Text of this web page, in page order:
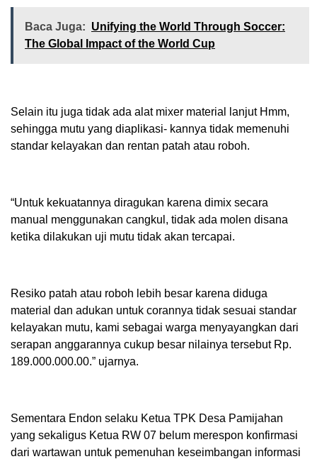
Baca Juga: Unifying the World Through Soccer:
The Global Impact of the World Cup
Selain itu juga tidak ada alat mixer material lanjut Hmm,
sehingga mutu yang diaplikasi- kannya tidak memenuhi
standar kelayakan dan rentan patah atau roboh.
“Untuk kekuatannya diragukan karena dimix secara
manual menggunakan cangkul, tidak ada molen disana
ketika dilakukan uji mutu tidak akan tercapai.
Resiko patah atau roboh lebih besar karena diduga
material dan adukan untuk corannya tidak sesuai standar
kelayakan mutu, kami sebagai warga menyayangkan dari
serapan anggarannya cukup besar nilainya tersebut Rp.
189.000.000.00.” ujarnya.
Sementara Endon selaku Ketua TPK Desa Pamijahan
yang sekaligus Ketua RW 07 belum merespon konfirmasi
dari wartawan untuk pemenuhan keseimbangan informasi